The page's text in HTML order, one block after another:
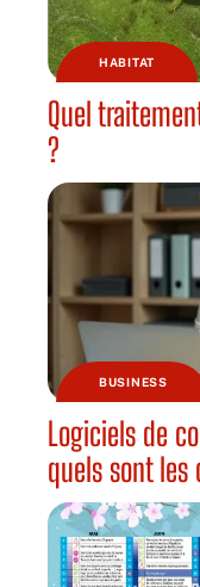
HABITAT
Quel
?
BUSINESS
Logiciels de
quels sont les